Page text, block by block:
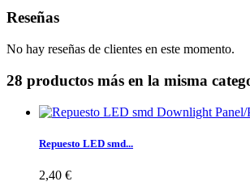
Reseñas
No hay reseñas de clientes en este momento.
28 productos más en la misma
Repuesto LED smd...
2,40 €